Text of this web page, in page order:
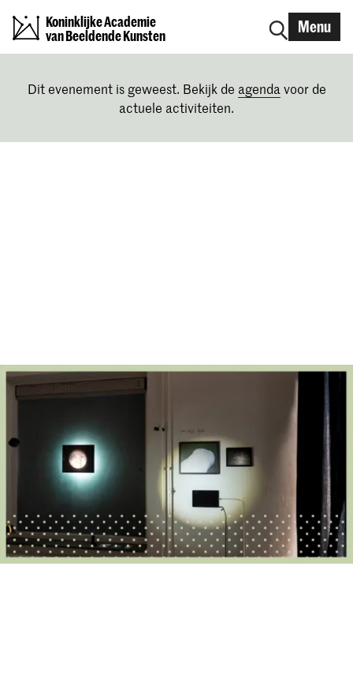
Koninklijke Academie
van Beeldende Kunsten
Menu
Dit evenement is geweest. Bekijk de agenda voor de
actuele activiteiten.